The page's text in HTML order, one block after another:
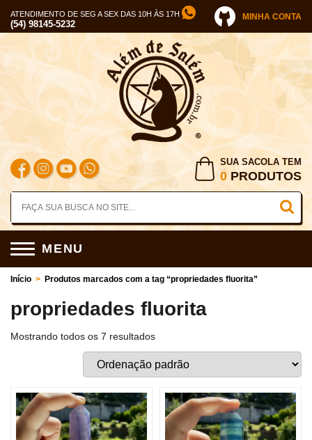
ATENDIMENTO DE SEG A SEX DAS 10H ÀS 17H
(54) 98145-5232
MINHA CONTA
SUA SACOLA TEM
0 PRODUTOS
MENU
Início > Produtos marcados com a tag “propriedades fluorita”
propriedades fluorita
Mostrando todos os 7 resultados